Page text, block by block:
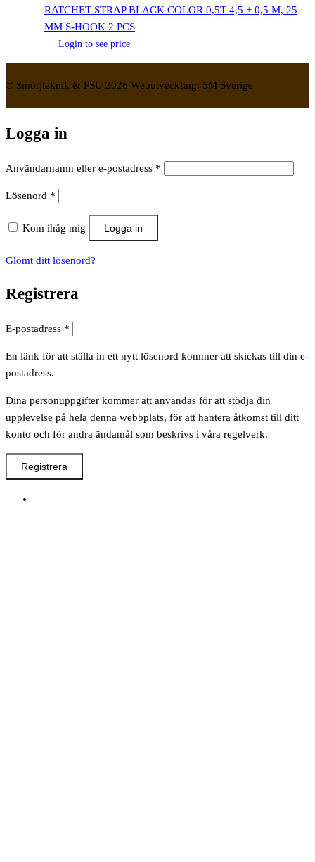
RATCHET STRAP BLACK COLOR 0,5T 4,5 + 0,5 M, 25
MM S-HOOK 2 PCS
Login to see price
© Smörjteknik & PSU 2026 Webutveckling: 5M Sverige
Logga in
Användarnamn eller e-postadress *
Lösenord *
Kom ihåg mig Logga in
Glömt ditt lösenord?
Registrera
E-postadress *
En länk för att ställa in ett nytt lösenord kommer att skickas till din e-
postadress.
Dina personuppgifter kommer att användas för att stödja din
upplevelse på hela denna webbplats, för att hantera åtkomst till ditt
konto och för andra ändamål som beskrivs i våra regelverk.
Registrera